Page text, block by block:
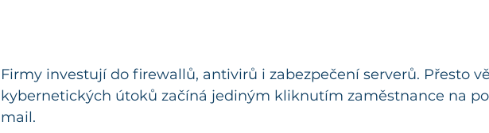
Firmy investují do firewallů, antivirů i zabezpečení serverů. Přesto
kybernetických útoků začíná jediným kliknutím zaměstnance na
mail.